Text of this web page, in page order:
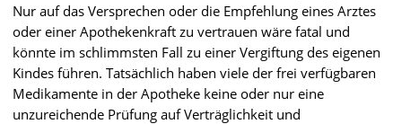
Nur auf das Versprechen oder die Empfehlung eines Arztes
oder einer Apothekenkraft zu vertrauen wäre fatal und
könnte im schlimmsten Fall zu einer Vergiftung des eigenen
Kindes führen. Tatsächlich haben viele der frei verfügbaren
Medikamente in der Apotheke keine oder nur eine
unzureichende Prüfung auf Verträglichkeit und